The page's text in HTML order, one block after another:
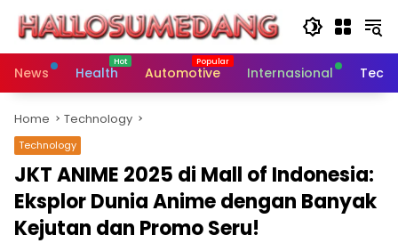
content
News
Health Automotive Internasional
Home Technology
Technology
JKT ANIME 2025 di Mall of Indonesia:
Eksplor Dunia Anime dengan Banyak
Kejutan dan Promo Seru!